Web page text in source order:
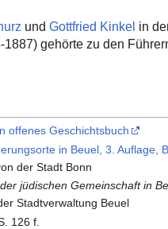
und Gottfried Kinkel in
gehörte zu den
offenes Geschichtsbuch
in Beuel, 3. Auflage,
der Stadt Bonn
jüdischen Gemeinschaft in
Stadtverwaltung Beuel
126 f.